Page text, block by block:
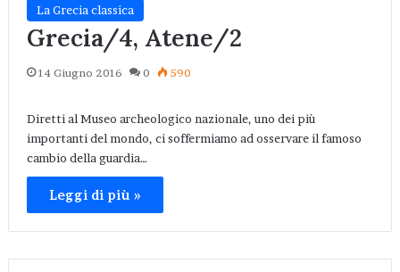
La Grecia classica
Grecia/4, Atene/2
14 Giugno 2016 0 590
Diretti al Museo archeologico nazionale, uno dei più
importanti del mondo, ci soffermiamo ad osservare il famoso
cambio della guardia…
Leggi di più »